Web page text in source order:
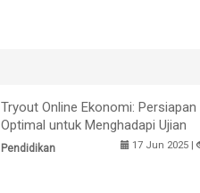
Tryout Online Ekonomi: Persiapan
Optimal untuk Menghadapi Ujian
Pendidikan 17 Jun 2025 |